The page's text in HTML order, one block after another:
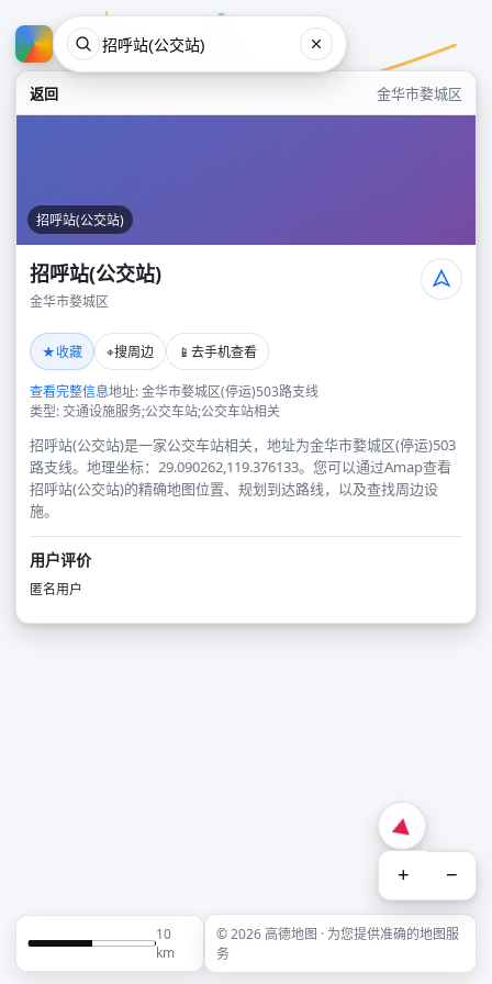
返回 金华市婺城区
招呼站(公交站)
招呼站(公交站)
金华市婺城区
★收藏 ⌖搜周边 📱 去手机查看
查看完整信息地址: 金华市婺城区(停运)503路支线
类型: 交通设施服务;公交车站;公交车站相关
招呼站(公交站)是一家公交车站相关，地址为金华市婺城区(停运)503
路支线。地理坐标：29.090262,119.376133。您可以通过Amap查看
招呼站(公交站)的精确地图位置、规划到达路线，以及查找周边设
施。
用户评价
匿名用户
+ −
10
km
© 2026 高德地图 · 为您提供准确的地图服
务